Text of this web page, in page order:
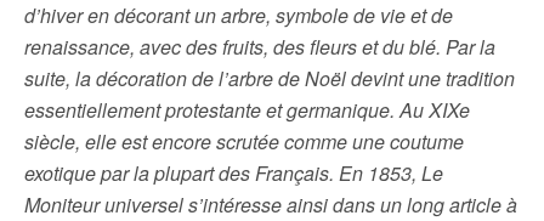
d’hiver en décorant un arbre, symbole de vie et de
renaissance, avec des fruits, des fleurs et du blé. Par la
suite, la décoration de l’arbre de Noël devint une tradition
essentiellement protestante et germanique. Au XIXe
siècle, elle est encore scrutée comme une coutume
exotique par la plupart des Français. En 1853, Le
Moniteur universel s’intéresse ainsi dans un long article à